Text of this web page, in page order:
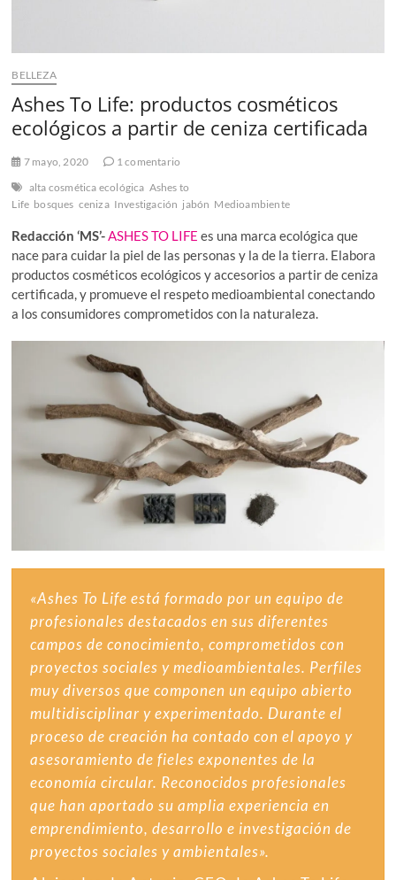
BELLEZA
Ashes To Life: productos cosméticos
ecológicos a partir de ceniza certificada
7 mayo, 2020
1 comentario
alta cosmética ecológica Ashes to
Life bosques ceniza Investigación jabón Medioambiente
Redacción ‘MS’-ASHES TO LIFE es una marca ecológica que
nace para cuidar la piel de las personas y la de la tierra. Elabora
productos cosméticos ecológicos y accesorios a partir de ceniza
certificada, y promueve el respeto medioambiental conectando
a los consumidores comprometidos con la naturaleza.
«Ashes To Life está formado por un equipo de
profesionales destacados en sus diferentes
campos de conocimiento, comprometidos con
proyectos sociales y medioambientales. Perfiles
muy diversos que componen un equipo abierto
multidisciplinar y experimentado. Durante el
proceso de creación ha contado con el apoyo y
asesoramiento de fieles exponentes de la
economía circular. Reconocidos profesionales
que han aportado su amplia experiencia en
emprendimiento, desarrollo e investigación de
proyectos sociales y ambientales».